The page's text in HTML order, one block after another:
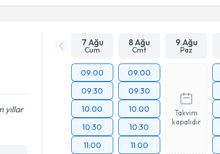
yıllar
7 Ağu
Cum
8 Ağu
Cmt
9 Ağu
Paz
09:00
09:30
10:00
10:30
11:00
09:00
09:30
10:00
10:30
11:00
Takvim
kapalıdır